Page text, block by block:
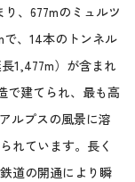
、677mのミュルツ
、14本のトンネル
1,477m）が含まれ
で建てられ、最も高
ルプスの風景に溶
れています。長く
道の開通により瞬